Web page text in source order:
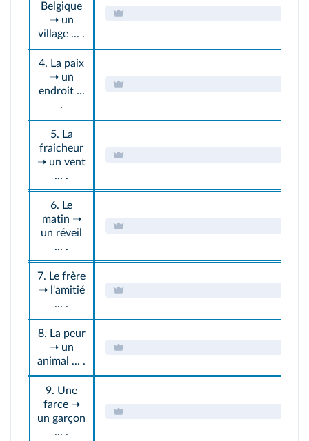
Belgique
➝ un
village ... .
4. La paix
➝ un
endroit ...
.
5. La
fraicheur
➝ un vent
... .
6. Le
matin ➝
un réveil
... .
7. Le frère
➝ l'amitié
... .
8. La peur
➝ un
animal ... .
9. Une
farce ➝
un garçon
... .